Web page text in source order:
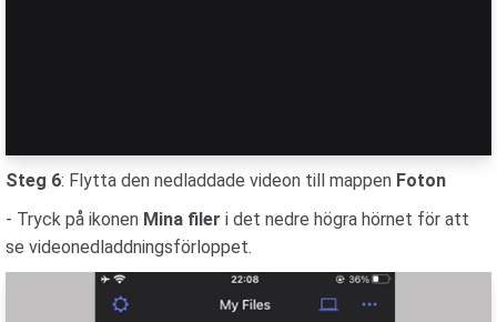
Steg 6: Flytta den nedladdade videon till mappen Foton
- Tryck på ikonen Mina filer i det nedre högra hörnet för att
se videonedladdningsförloppet.